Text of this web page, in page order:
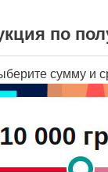
по
сумму и